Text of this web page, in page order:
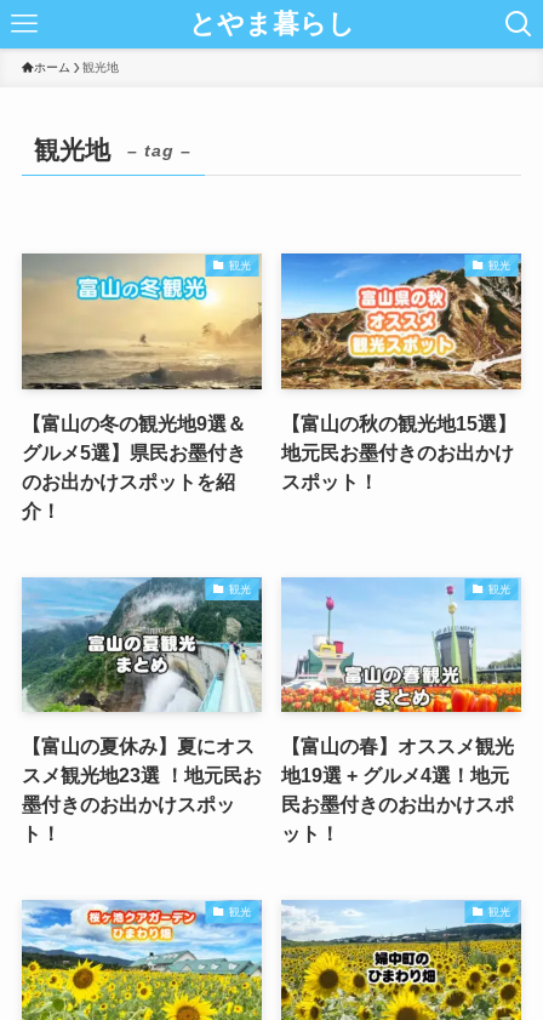
とやま暮らし
ホーム 観光地
観光地 – tag –
観光
【富山の冬の観光地9選＆
グルメ5選】県民お墨付き
のお出かけスポットを紹
介！
観光
【富山の秋の観光地15選】
地元民お墨付きのお出かけ
スポット！
観光
【富山の夏休み】夏にオス
スメ観光地23選 ！地元民お
墨付きのお出かけスポッ
ト！
観光
【富山の春】オススメ観光
地19選 + グルメ4選！地元
民お墨付きのお出かけスポ
ット！
観光 観光